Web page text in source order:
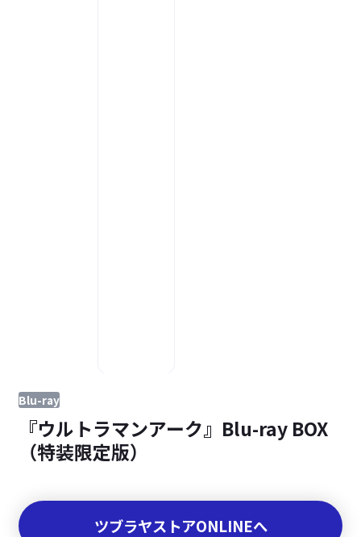
Blu-ray
『ウルトラマンアーク』Blu-ray BOX
（特装限定版）
ツブラヤストアONLINEへ